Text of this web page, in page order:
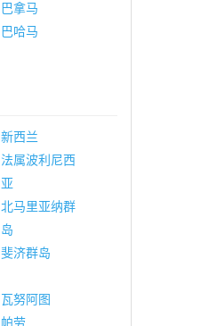
巴拿马
巴哈马
新西兰
法属波利尼西
亚
北马里亚纳群
岛
斐济群岛
瓦努阿图
帕劳